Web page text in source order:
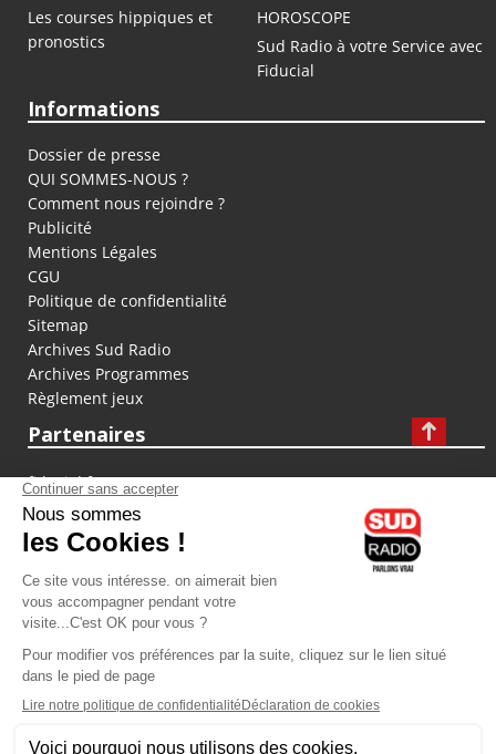
Les courses hippiques et
pronostics
HOROSCOPE
Sud Radio à votre Service avec
Fiducial
Informations
Dossier de presse
QUI SOMMES-NOUS ?
Comment nous rejoindre ?
Publicité
Mentions Légales
CGU
Politique de confidentialité
Sitemap
Archives Sud Radio
Archives Programmes
Règlement jeux
Partenaires
fiducial.fr
lyoncapitale.fr
olympique-et-lyonnais.com
L'application Iphone / Android
Téléchargez l'application
Les cookies
Gestion des cookies